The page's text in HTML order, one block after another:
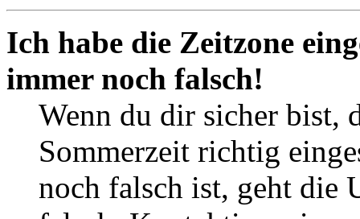
Ich habe die Zeitzone
immer noch falsch!
Wenn du dir sicher bist,
Sommerzeit richtig
noch falsch ist, geht die